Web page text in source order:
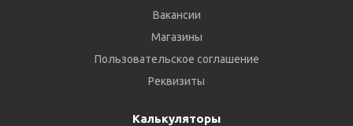
Вакансии
Магазины
Пользовательское соглашение
Реквизиты
Калькуляторы